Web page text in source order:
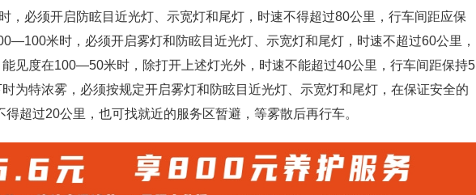
，必须开启防眩目近光灯、示宽灯和尾灯，时速不得超过80公里，行车间距应保
米时，必须开启雾灯和防眩目近光灯、示宽灯和尾灯，时速不超过60公里，
见度在100—50米时，除打开上述灯光外，时速不能超过40公里，行车间距保持5
为特浓雾，必须按规定开启雾灯和防眩目近光灯、示宽灯和尾灯，在保证安全的
超过20公里，也可找就近的服务区暂避，等雾散后再行车。